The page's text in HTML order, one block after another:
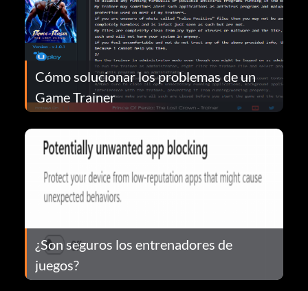
Cómo solucionar los problemas de un
Game Trainer
¿Son seguros los entrenadores de
juegos?